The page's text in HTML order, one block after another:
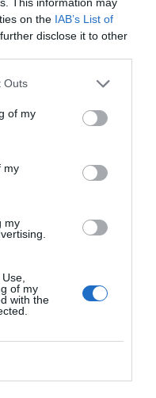
on the IAB’s List of
disclose it to other
Outs
of my
my
my
of my
with the
cuya plataforma
para analizar y
las compañías en sus
con más de
Portugal, Italia y
ubicación, segmento
en
preferida de Google
noticias de actualidad.